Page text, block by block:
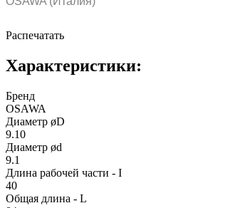
Распечатать
Характеристики:
Бренд
OSAWA
Диаметр øD
9.10
Диаметр ød
9.1
Длина рабочей части - I
40
Общая длина - L